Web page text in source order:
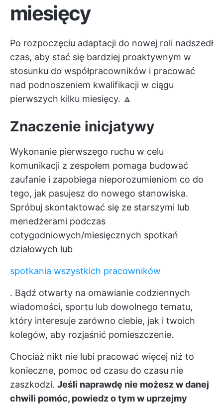
miesięcy
Po rozpoczęciu adaptacji do nowej roli nadszedł
czas, aby stać się bardziej proaktywnym w
stosunku do współpracowników i pracować
nad podnoszeniem kwalifikacji w ciągu
pierwszych kilku miesięcy. 🔼
Znaczenie inicjatywy
Wykonanie pierwszego ruchu w celu
komunikacji z zespołem pomaga budować
zaufanie i zapobiega nieporozumieniom co do
tego, jak pasujesz do nowego stanowiska.
Spróbuj skontaktować się ze starszymi lub
menedżerami podczas
cotygodniowych/miesięcznych spotkań
działowych lub
spotkania wszystkich pracowników
. Bądź otwarty na omawianie codziennych
wiadomości, sportu lub dowolnego tematu,
który interesuje zarówno ciebie, jak i twoich
kolegów, aby rozjaśnić pomieszczenie.
Chociaż nikt nie lubi pracować więcej niż to
konieczne, pomoc od czasu do czasu nie
zaszkodzi. Jeśli naprawdę nie możesz w danej
chwili pomóc, powiedz o tym w uprzejmy